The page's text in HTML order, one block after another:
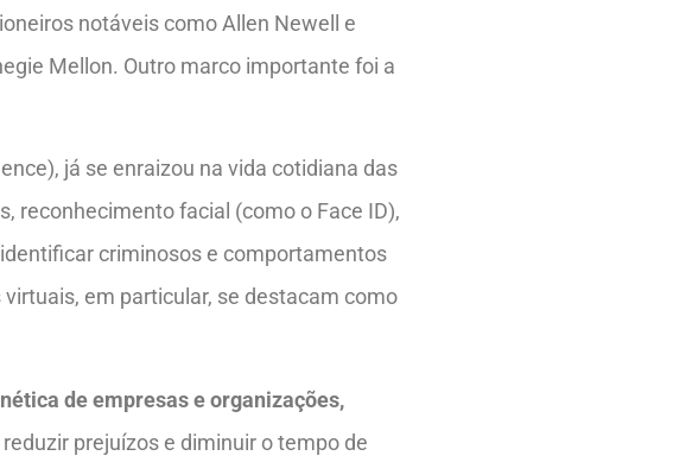
notáveis como Allen Newell e
Mellon. Outro marco importante foi a
já se enraizou na vida cotidiana das
reconhecimento facial (como o Face ID),
criminosos e comportamentos
em particular, se destacam como
de empresas e organizações,
reduzir prejuízos e diminuir o tempo de